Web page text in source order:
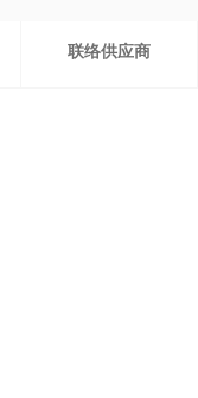
联络供应商